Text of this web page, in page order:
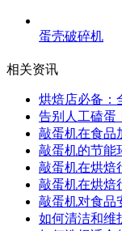
蛋壳破碎机
相关资讯
烘焙店必备：
告别人工磕蛋
敲蛋机在食品
敲蛋机的节能
敲蛋机在烘焙
敲蛋机在烘焙
敲蛋机对食品
如何清洁和维